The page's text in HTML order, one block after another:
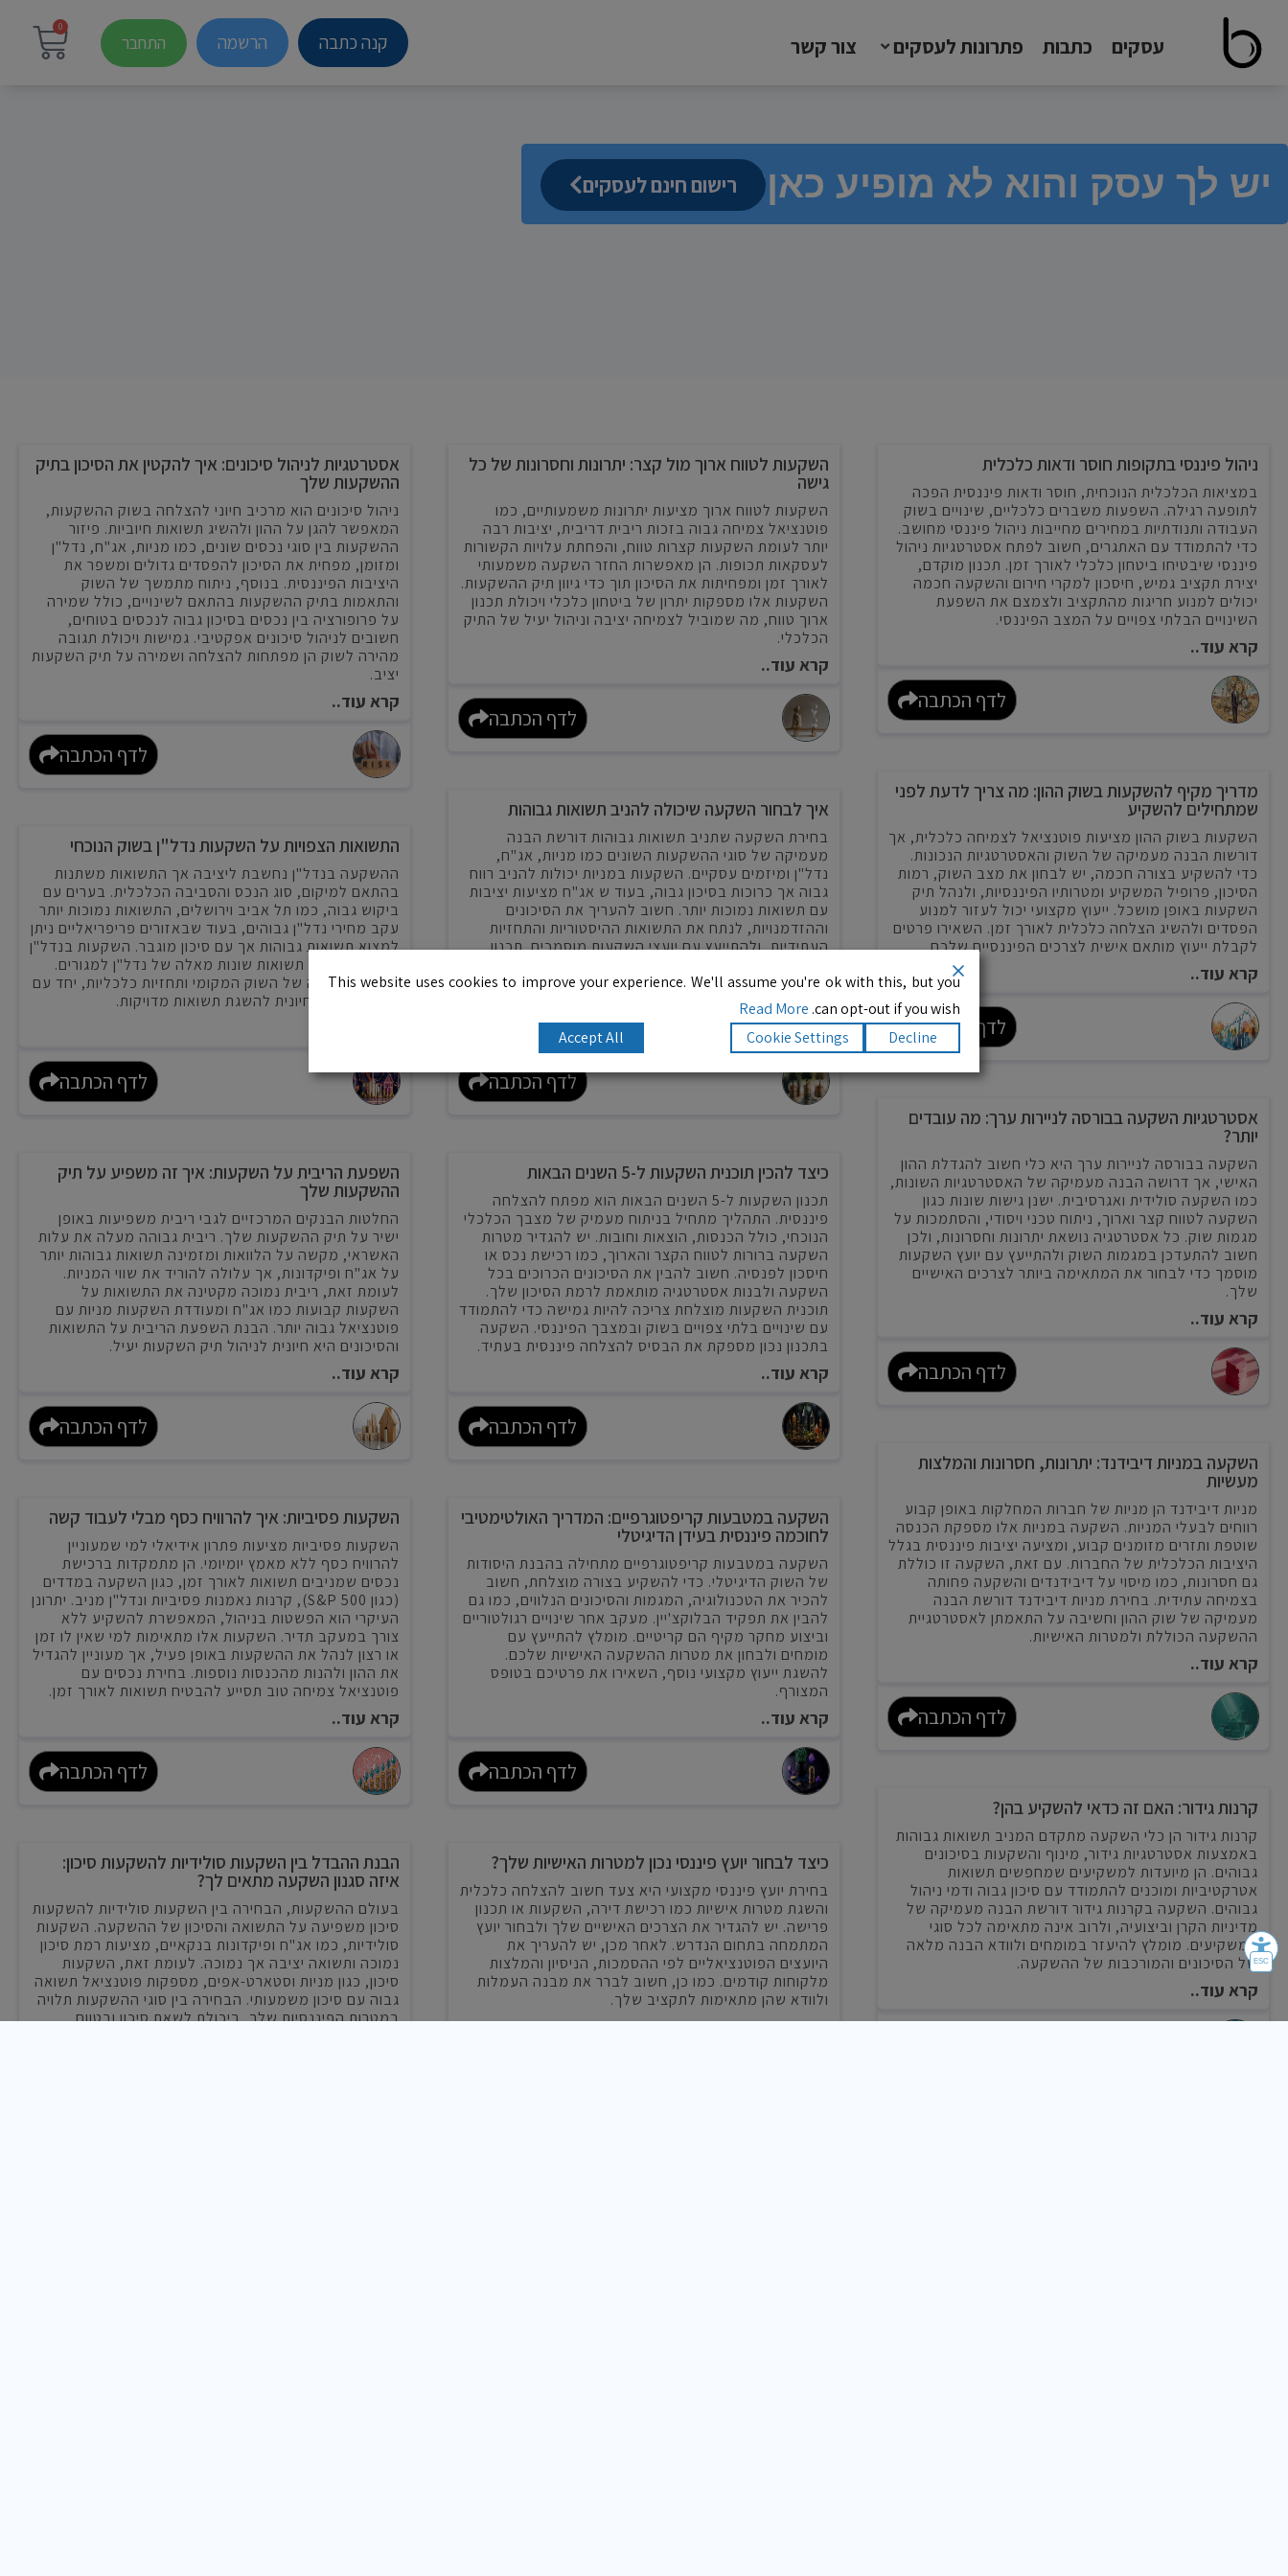
עסקים כתבות פתרונות לעסקים צור קשר קנה כתבה הרשמה התחבר
0
יש לך עסק והוא לא מופיע כאן? רישום חינם לעסקים
ניהול פיננסי בתקופות חוסר ודאות כלכלית
במציאות הכלכלית הנוכחית, חוסר ודאות פיננסית הפכה
לתופעה רגילה. השפעות משברים כלכליים, שינויים בשוק
העבודה ותנודתיות במחירים מחייבות ניהול פיננסי מחושב.
כדי להתמודד עם האתגרים, חשוב לפתח אסטרטגיות ניהול
פיננסי שיבטיחו ביטחון כלכלי לאורך זמן. תכנון מוקדם,
יצירת תקציב גמיש, חיסכון למקרי חירום והשקעה חכמה
יכולים למנוע חריגות מהתקציב ולצמצם את השפעת
השינויים הבלתי צפויים על המצב הפיננסי.
קרא עוד..
לדף הכתבה
השקעות לטווח ארוך מול קצר: יתרונות וחסרונות של כל
גישה
השקעות לטווח ארוך מציעות יתרונות משמעותיים, כמו
פוטנציאל צמיחה גבוה בזכות ריבית דריבית, יציבות רבה
יותר לעומת השקעות קצרות טווח, והפחתת עלויות הקשורות
לעסקאות תכופות. הן מאפשרות החזר השקעה משמעותי
לאורך זמן ומפחיתות את הסיכון תוך כדי גיוון תיק ההשקעות.
השקעות אלו מספקות יתרון של ביטחון כלכלי ויכולת תכנון
ארוך טווח, מה שמוביל לצמיחה יציבה וניהול יעיל של התיק
הכלכלי.
קרא עוד..
לדף הכתבה
אסטרטגיות לניהול סיכונים: איך להקטין את הסיכון בתיק
ההשקעות שלך
ניהול סיכונים הוא מרכיב חיוני להצלחה בשוק ההשקעות,
המאפשר להגן על ההון ולהשיג תשואות חיוביות. פיזור
ההשקעות בין סוגי נכסים שונים, כמו מניות, אג"ח, נדל"ן
ומזומן, מפחית את הסיכון להפסדים גדולים ומשפר את
היציבות הפיננסית. בנוסף, ניתוח מתמשך של השוק
והתאמות בתיק ההשקעות בהתאם לשינויים, כולל שמירה
על פרופורציה בין נכסים בסיכון גבוה לנכסים בטוחים,
חשובים לניהול סיכונים אפקטיבי. גמישות ויכולת תגובה
מהירה לשוק הן מפתחות להצלחה ושמירה על תיק השקעות
יציב.
קרא עוד..
לדף הכתבה
מדריך מקיף להשקעות בשוק ההון: מה צריך לדעת לפני
שמתחילים להשקיע
השקעות בשוק ההון מציעות פוטנציאל לצמיחה כלכלית, אך
דורשות הבנה מעמיקה של השוק והאסטרטגיות הנכונות.
כדי להשקיע בצורה חכמה, יש לבחון את מצב השוק, רמות
הסיכון, פרופיל המשקיע ומטרותיו הפיננסיות, ולנהל תיק
השקעות באופן מושכל. ייעוץ מקצועי יכול לעזור למנוע
הפסדים ולהשיג הצלחה כלכלית לאורך זמן. השאירו פרטים
לקבלת ייעוץ מותאם אישית לצרכים הפיננסיים שלכם.
קרא עוד..
לדף הכתבה
איך לבחור השקעה שיכולה להניב תשואות גבוהות
בחירת השקעה שתניב תשואות גבוהות דורשת הבנה
מעמיקה של סוגי ההשקעות השונים כמו מניות, אג"ח,
נדל"ן ומיזמים עסקיים. השקעות במניות יכולות להניב רווח
גבוה אך כרוכות בסיכון גבוה, בעוד ש אג"ח מציעות יציבות
עם תשואות נמוכות יותר. חשוב להעריך את הסיכונים
וההזדמנויות, לנתח את התשואות ההיסטוריות והתחזיות
העתידיות, ולהתייעץ עם יועצי השקעות מוסמכים. תכנון
הסיכון שאתה מוכן לשאת הם מפתח להשגת תשואות
גבוהות.
קרא עוד..
לדף הכתבה
התשואות הצפויות על השקעות נדל"ן בשוק הנוכחי
ההשקעה בנדל"ן נחשבת ליציבה אך התשואות משתנות
בהתאם למיקום, סוג הנכס והסביבה הכלכלית. בערים עם
ביקוש גבוה, כמו תל אביב וירושלים, התשואות נמוכות יותר
עקב מחירי נדל"ן גבוהים, בעוד שבאזורים פריפריאליים ניתן
למצוא תשואות גבוהות אך עם סיכון מוגבר. השקעות בנדל"ן
מסחרי מציעות תשואות שונות מאלה של נדל"ן למגורים.
הבנה מעמיקה של השוק המקומי ותחזיות כלכליות, יחד עם
ייעוץ מקצועי, חיונית להשגת תשואות מדויקות.
לדף הכתבה
אסטרטגיות השקעה בבורסה לניירות ערך: מה עובדים
יותר?
השקעה בבורסה לניירות ערך היא כלי חשוב להגדלת ההון
האישי, אך דרושה הבנה מעמיקה של האסטרטגיות השונות,
כמו השקעה סולידית ואגרסיבית. ישנן גישות שונות כגון
השקעה לטווח קצר וארוך, ניתוח טכני ויסודי, והסתמכות על
מגמות שוק. כל אסטרטגיה נושאת יתרונות וחסרונות, ולכן
חשוב להתעדכן במגמות השוק ולהתייעץ עם יועץ השקעות
מוסמך כדי לבחור את המתאימה ביותר לצרכים האישיים
שלך.
קרא עוד..
לדף הכתבה
כיצד להכין תוכנית השקעות ל-5 השנים הבאות
תכנון השקעות ל-5 השנים הבאות הוא מפתח להצלחה
פיננסית. התהליך מתחיל בניתוח מעמיק של מצבך הכלכלי
הנוכחי, כולל הכנסות, הוצאות וחובות. יש להגדיר מטרות
השקעה ברורות לטווח הקצר והארוך, כמו רכישת נכס או
חיסכון לפנסיה. חשוב להבין את הסיכונים הכרוכים בכל
השקעה ולבנות אסטרטגיה מותאמת לרמת הסיכון שלך.
תוכנית השקעות מוצלחת צריכה להיות גמישה כדי להתמודד
עם שינויים בלתי צפויים בשוק ובמצבך הפיננסי. השקעה
בתכנון נכון מספקת את הבסיס להצלחה פיננסית בעתיד.
קרא עוד..
לדף הכתבה
השפעת הריבית על השקעות: איך זה משפיע על תיק
ההשקעות שלך
החלטות הבנקים המרכזיים לגבי ריבית משפיעות באופן
ישיר על תיק ההשקעות שלך. ריבית גבוהה מעלה את עלות
האשראי, מקשה על הלוואות ומזמינה תשואות גבוהות יותר
על אג"ח ופיקדונות, אך עלולה להוריד את שווי המניות.
לעומת זאת, ריבית נמוכה מקטינה את התשואות על
השקעות קבועות כמו אג"ח ומעודדת השקעות מניות עם
פוטנציאל גבוה יותר. הבנת השפעת הריבית על התשואות
והסיכונים היא חיונית לניהול תיק השקעות יעיל.
קרא עוד..
לדף הכתבה
השקעה במניות דיבידנד: יתרונות, חסרונות והמלצות
מעשיות
מניות דיבידנד הן מניות של חברות המחלקות באופן קבוע
רווחים לבעלי המניות. השקעה במניות אלו מספקת הכנסה
שוטפת ותזרים מזומנים קבוע, ומציעה יציבות פיננסית בגלל
היציבות הכלכלית של החברות. עם זאת, השקעה זו כוללת
גם חסרונות, כמו מיסוי על דיבידנדים והשקעה פחותה
בצמיחה עתידית. בחירת מניות דיבידנד דורשת הבנה
מעמיקה של שוק ההון וחשיבה על התאמתן לאסטרטגיית
ההשקעה הכוללת ולמטרות האישיות.
קרא עוד..
לדף הכתבה
השקעה במטבעות קריפטוגרפיים: המדריך האולטימטיבי
לחוכמה פיננסית בעידן הדיגיטלי
השקעה במטבעות קריפטוגרפיים מתחילה בהבנת היסודות
של השוק הדיגיטלי. כדי להשקיע בצורה מוצלחת, חשוב
להכיר את הטכנולוגיה, המגמות והסיכונים הנלווים, כמו גם
להבין את תפקיד הבלוקצ'יין. מעקב אחר שינויים רגולטוריים
וביצוע מחקר מקיף הם קריטיים. מומלץ להתייעץ עם
מומחים ולבחון את מטרות ההשקעה האישיות שלכם.
להשגת ייעוץ מקצועי נוסף, השאירו את פרטיכם בטופס
המצורף.
קרא עוד..
לדף הכתבה
השקעות פסיביות: איך להרוויח כסף מבלי לעבוד קשה
השקעות פסיביות מציעות פתרון אידיאלי למי שמעוניין
להרוויח כסף ללא מאמץ יומיומי. הן מתמקדות ברכישת
נכסים שמניבים תשואות לאורך זמן, כגון השקעה במדדים
(כגון S&P 500), קרנות נאמנות פסיביות ונדל"ן מניב. יתרונן
העיקרי הוא הפשטות בניהול, המאפשרת להשקיע ללא
צורך במעקב תדיר. השקעות אלו מתאימות למי שאין לו זמן
או רצון לנהל את ההשקעות באופן פעיל, אך מעוניין להגדיל
את ההון ולהנות מהכנסות נוספות. בחירת נכסים עם
פוטנציאל צמיחה טוב תסייע להבטיח תשואות לאורך זמן.
קרא עוד..
לדף הכתבה
קרנות גידור: האם זה כדאי להשקיע בהן?
קרנות גידור הן כלי השקעה מתקדם המניב תשואות גבוהות
באמצעות אסטרטגיות גידור, מינוף והשקעות בסיכונים
גבוהים. הן מיועדות למשקיעים שמחפשים תשואות
אטרקטיביות ומוכנים להתמודד עם סיכון גבוה ודמי ניהול
גבוהים. השקעה בקרנות גידור דורשת הבנה מעמיקה של
מדיניות הקרן וביצועיה, ולרוב אינה מתאימה לכל סוגי
המשקיעים. מומלץ להיעזר במומחים ולוודא הבנה מלאה
של הסיכונים והמורכבות של ההשקעה.
קרא עוד..
כיצד לבחור יועץ פיננסי נכון למטרות האישיות שלך?
בחירת יועץ פיננסי מקצועי היא צעד חשוב להצלחה כלכלית
והשגת מטרות אישיות כמו רכישת דירה, השקעות או תכנון
פרישה. יש להגדיר את הצרכים האישיים שלך ולבחור יועץ
המתמחה בתחום הנדרש. לאחר מכן, יש להעריך את
היועצים הפוטנציאליים לפי ההסמכות, הניסיון והמלצות
מלקוחות קודמים. כמו כן, חשוב לברר את מבנה העמלות
ולוודא שהן מתאימות לתקציב שלך.
קרא עוד..
הבנת ההבדל בין השקעות סולידיות להשקעות סיכון:
איזה סגנון השקעה מתאים לך?
בעולם ההשקעות, הבחירה בין השקעות סולידיות להשקעות
סיכון משפיעה על התשואה והסיכון של ההשקעה. השקעות
סולידיות, כמו אג"ח ופיקדונות בנקאיים, מציעות רמת סיכון
נמוכה ותשואה יציבה אך נמוכה. לעומת זאת, השקעות
סיכון, כגון מניות וסטארט-אפים, מספקות פוטנציאל תשואה
גבוה עם סיכון משמעותי. הבחירה בין סוגי ההשקעות תלויה
במטרות הפיננסיות שלך, ביכולת לשאת סיכון ובטווח
This website uses cookies to improve your experience. We'll assume you're ok with this, but you
can opt-out if you wish.
Read More
Decline
Cookie Settings
Accept All